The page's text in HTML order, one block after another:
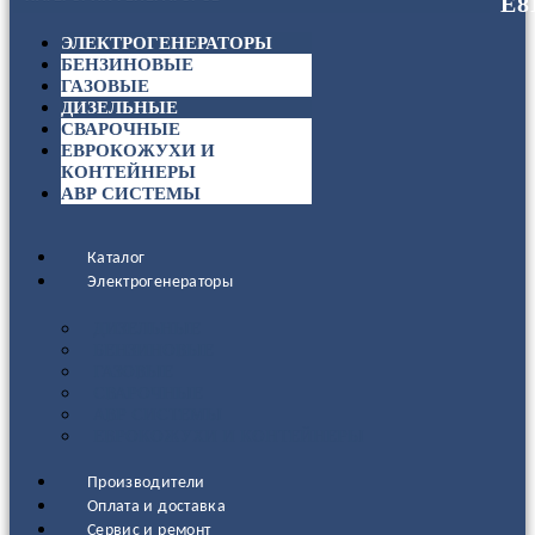
ЭЛЕКТРОГЕНЕРАТОРЫ
БЕНЗИНОВЫЕ
ГАЗОВЫЕ
ДИЗЕЛЬНЫЕ
СВАРОЧНЫЕ
ЕВРОКОЖУХИ И
КОНТЕЙНЕРЫ
АВР СИСТЕМЫ
Каталог
Электрогенераторы
Производители
Оплата и доставка
Сервис и ремонт